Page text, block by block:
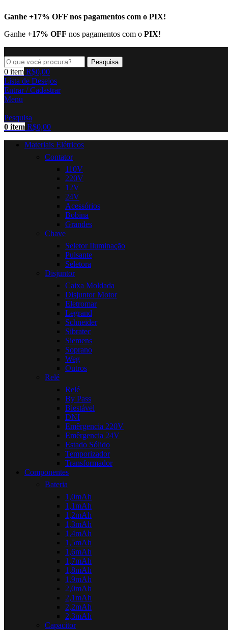
Ganhe +17% OFF nos pagamentos com o PIX!
Ganhe +17% OFF nos pagamentos com o PIX!
Pesquisa
0 item R$0,00
Lista de Desejos
Entrar / Cadastrar
Menu
Pesquisa
0 item R$0,00
Materiais Elétricos
Contator
110V
220V
12V
24V
Acessórios
Bobina
Grandes
Chave
Seletor Iluminação
Pulsante
Seletora
Disjuntor
Caixa Moldada
Disjuntor Motor
Eletromar
Legrand
Schneider
Sibratec
Siemens
Soprano
Weg
Outros
Relé
Relé
By Pass
Biestável
DNI
Emêrgencia 220V
Emêrgencia 24V
Estado Sólido
Temporizador
Transformador
Componentes
Bateria
1,0mAh
1,1mAh
1,2mAh
1,3mAh
1,4mAh
1,5mAh
1,6mAh
1,7mAh
1,8mAh
1,9mAh
2,0mAh
2,1mAh
2,2mAh
2,3mAh
Capacitor